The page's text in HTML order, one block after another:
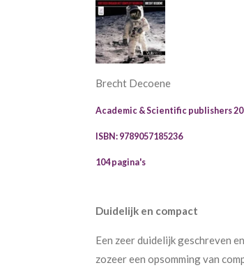
Brecht Decoene
Academic & Scientific publishers
ISBN: 9789057185236
104 pagina's
Duidelijk en compact
Een zeer duidelijk geschreven
zozeer een opsomming van